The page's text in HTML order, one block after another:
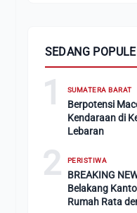
SEDANG
1 SUMATERA BARAT
Berpotensi
Kendaraan di
Lebaran
2 PERISTIWA
BREAKING
Belakang
Rumah Rata